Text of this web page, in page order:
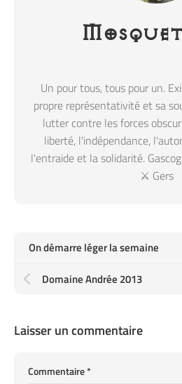
Un pour tous, tous pour un.
propre représentativité et sa
lutter contre les forces
liberté, l'indépendance,
l'entraide et la solidarité.
⚔️ Gers
On démarre léger la semaine
Domaine Andrée 2013
Laisser un commentaire
Commentaire*